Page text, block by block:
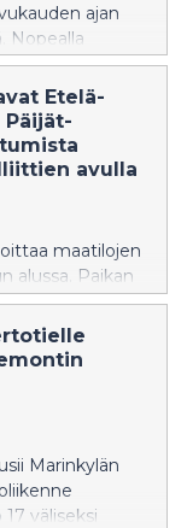
ajan
Nopealla
Etelä-
Päijät-
avulla
maatilojen
alussa. Paikan
noin sadalle
Hämeen
hyödyntäen.
ja että
tehdä heti
Marinkylän
väliseksi